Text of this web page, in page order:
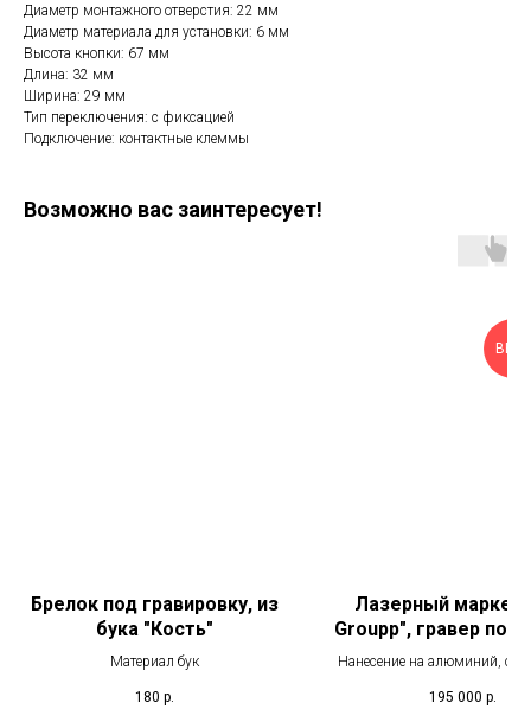
Диаметр монтажного отверстия: 22 мм
Диаметр материала для установки: 6 мм
Высота кнопки: 67 мм
Длина: 32 мм
Ширина: 29 мм
Тип переключения: с фиксацией
Подключение: контактные клеммы
Возможно вас заинтересует!
Брелок под гравировку, из
бука "Кость"
Материал бук
180 р.
Лазерный маркер
Groupp", гравер по
(Raycus) SG -
Нанесение на алюминий,
и др.
195 000 р.